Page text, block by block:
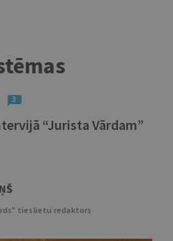
3
“Jurista Vārdam”
tieslietu redaktors